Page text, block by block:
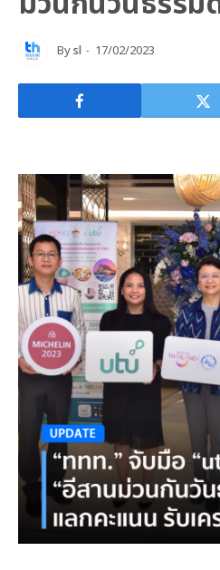
Bysl 17/02/2023